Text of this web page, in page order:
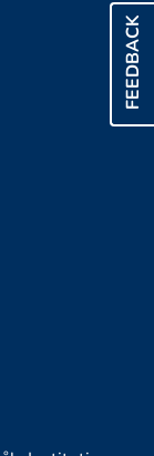
FEEDBACK